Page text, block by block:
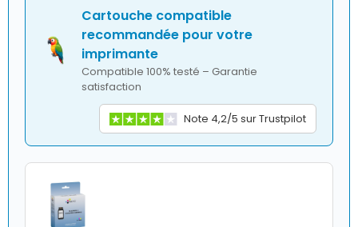
Cartouche compatible
recommandée pour votre
imprimante
Compatible 100% testé – Garantie
satisfaction
Note 4,2/5 sur Trustpilot